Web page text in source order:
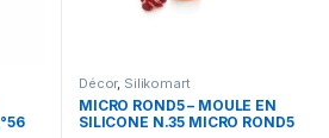
Décor, Silikomart
MICRO ROND5 – MOULE EN
SILICONE N.35 MICRO ROND5